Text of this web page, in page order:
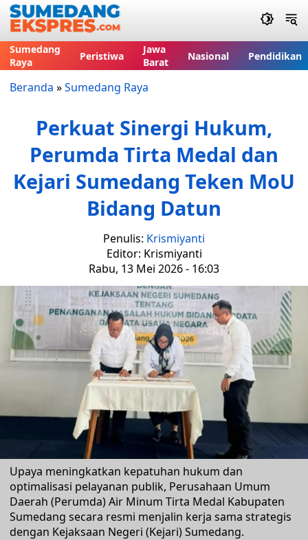
Sumedang
Raya
Peristiwa
Jawa
Barat
Nasional Pendidikan
Beranda »Sumedang Raya
Perkuat Sinergi Hukum,
Perumda Tirta Medal dan
Kejari Sumedang Teken MoU
Bidang Datun
Penulis: Krismiyanti
Editor: Krismiyanti
Rabu, 13 Mei 2026 - 16:03
Upaya meningkatkan kepatuhan hukum dan
optimalisasi pelayanan publik, Perusahaan Umum
Daerah (Perumda) Air Minum Tirta Medal Kabupaten
Sumedang secara resmi menjalin kerja sama strategis
dengan Kejaksaan Negeri (Kejari) Sumedang.